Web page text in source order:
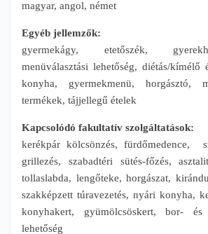
magyar, angol, német
Egyéb jellemzők:
gyermekágy, etetőszék,
menüválasztási lehetőség, diétás/kímélő
konyha, gyermekmenü, horgásztó,
termékek, tájjellegű ételek
Kapcsolódó fakultatív szolgáltatások:
kerékpár kölcsönzés, fürdőmedence,
grillezés, szabadtéri sütés-főzés,
tollaslabda, lengőteke, horgászat,
szakképzett túravezetés, nyári konyha,
konyhakert, gyümölcsöskert, bor-
lehetőség